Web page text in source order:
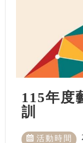
115年度
訓
活動時間